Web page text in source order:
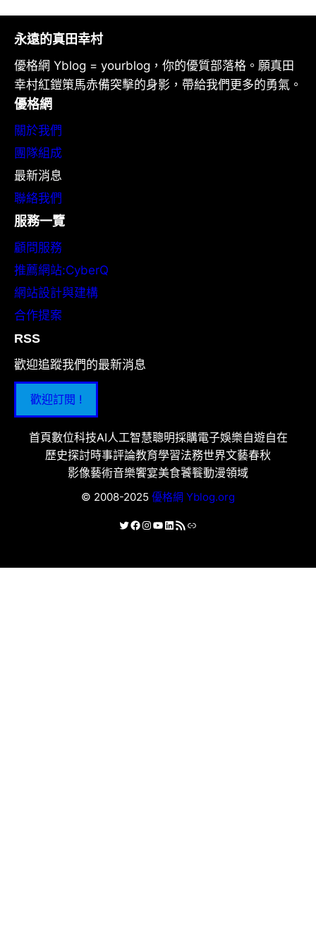
永遠的真田幸村
優格網 Yblog = yourblog，你的優質部落格。願真田
幸村紅鎧策馬赤備突擊的身影，帶給我們更多的勇氣。
優格網
關於我們
團隊組成
最新消息
聯絡我們
服務一覽
顧問服務
推薦網站:CyberQ
網站設計與建構
合作提案
RSS
歡迎追蹤我們的最新消息
歡迎訂閱 !
首頁數位科技AI人工智慧聰明採購電子娛樂自遊自在
歷史探討時事評論教育學習法務世界文藝春秋
影像藝術音樂饗宴美食饕餮動漫領域
© 2008-2025 優格網 Yblog.org
X Facebook
Instagram
YouTube
LinkedIn
RSS 資訊提供連結